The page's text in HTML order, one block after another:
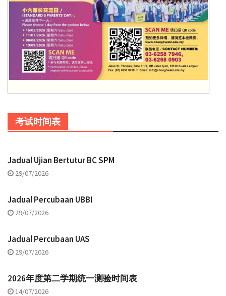
考试时间表
Jadual Ujian Bertutur BC SPM
29/07/2026
Jadual Percubaan UBBI
29/07/2026
Jadual Percubaan UAS
29/07/2026
2026年度第二学期统一测验时间表
14/07/2026